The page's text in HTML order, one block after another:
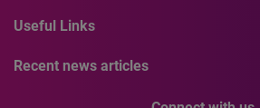
Useful Links
Recent news articles